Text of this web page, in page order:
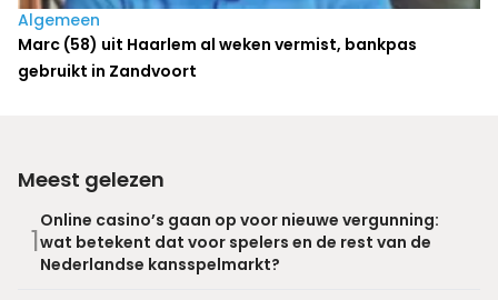
Algemeen
Marc (58) uit Haarlem al weken vermist, bankpas
gebruikt in Zandvoort
Meest gelezen
1
Online casino’s gaan op voor nieuwe vergunning:
wat betekent dat voor spelers en de rest van de
Nederlandse kansspelmarkt?